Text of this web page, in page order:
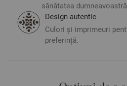
sănătatea
Design autentic
Culori și imprimeuri
preferință.